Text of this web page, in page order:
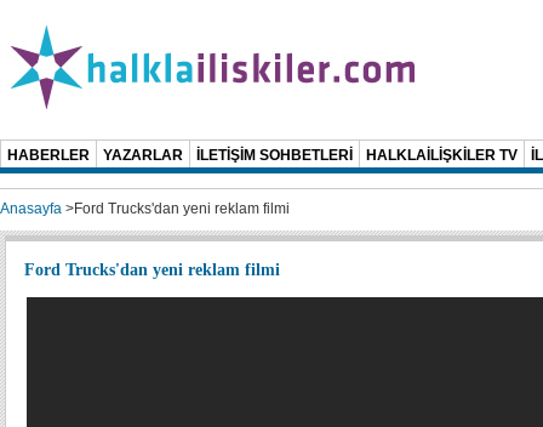
HABERLER YAZARLAR İLETİŞİM SOHBETLERİ HALKLAİLİŞKİLER TV
Anasayfa >Ford Trucks'dan yeni reklam filmi
Ford Trucks'dan yeni reklam filmi